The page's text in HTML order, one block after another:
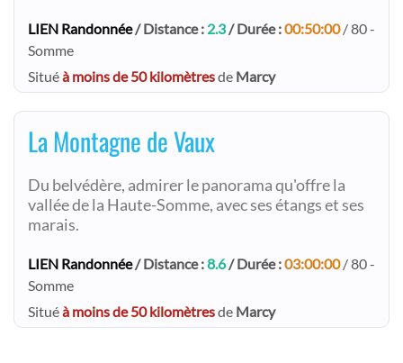
LIEN Randonnée/ Distance : 2.3/ Durée :00:50:00/ 80 -
Somme
Situéà moins de 50 kilomètresde Marcy
La Montagne de Vaux
Du belvédère, admirer le panorama qu'offre la
vallée de la Haute-Somme, avec ses étangs et ses
marais.
LIEN Randonnée/ Distance :8.6/ Durée :03:00:00/ 80 -
Somme
Situéà moins de 50 kilomètresde Marcy